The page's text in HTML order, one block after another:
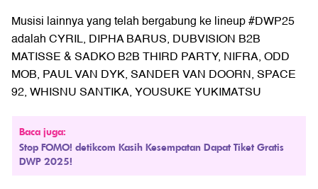
Musisi lainnya yang telah bergabung ke lineup #DWP25
adalah CYRIL, DIPHA BARUS, DUBVISION B2B
MATISSE & SADKO B2B THIRD PARTY, NIFRA, ODD
MOB, PAUL VAN DYK, SANDER VAN DOORN, SPACE
92, WHISNU SANTIKA, YOUSUKE YUKIMATSU
Baca juga:
Stop FOMO! detikcom Kasih Kesempatan Dapat Tiket Gratis
DWP 2025!